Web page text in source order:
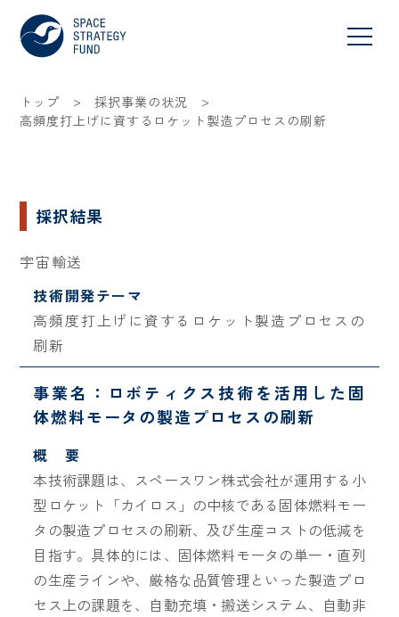
トップ > 採択事業の状況 >
高頻度打上げに資するロケット製造プロセスの刷新
採択結果
宇宙輸送
技術開発テーマ
高頻度打上げに資するロケット製造プロセスの
刷新
事業名：ロボティクス技術を活用した固
体燃料モータの製造プロセスの刷新
概 要
本技術課題は、スペースワン株式会社が運用する小
型ロケット「カイロス」の中核である固体燃料モー
タの製造プロセスの刷新、及び生産コストの低減を
目指す。具体的には、固体燃料モータの単一・直列
の生産ラインや、厳格な品質管理といった製造プロ
セス上の課題を、自動充填・搬送システム、自動非